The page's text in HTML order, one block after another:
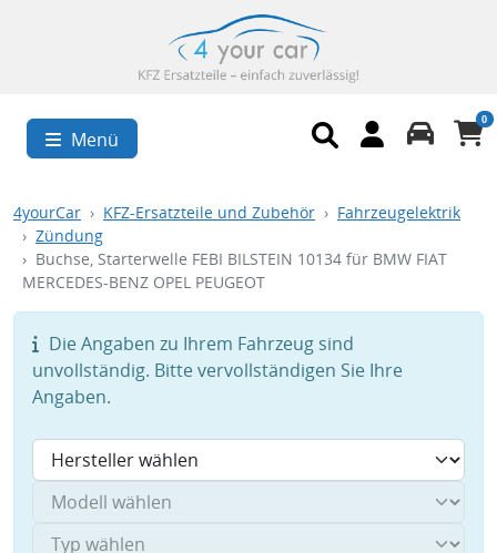
Menü
0
4yourCar KFZ-Ersatzteile und Zubehör
Fahrzeugelektrik
Zündung
Buchse, Starterwelle FEBI BILSTEIN 10134 für BMW FIAT
MERCEDES-BENZ OPEL PEUGEOT
Die Angaben zu Ihrem Fahrzeug sind
unvollständig. Bitte vervollständigen Sie Ihre
Angaben.